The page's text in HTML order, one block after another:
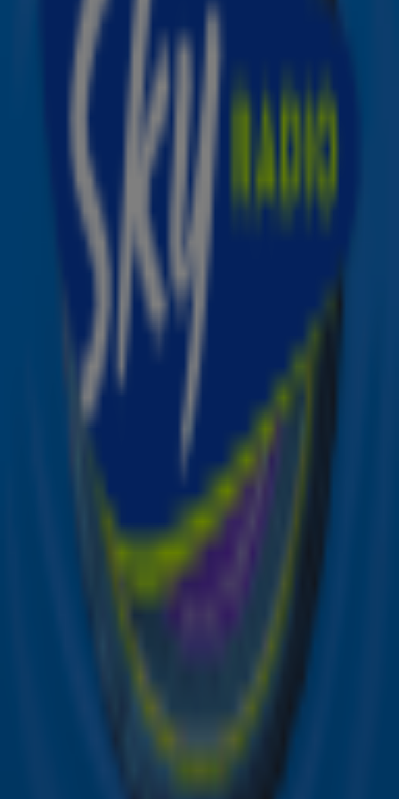
Tijdens de show vliegt de rockchick als een superheldin
door de zaal, terwijl ze haar, toen nieuwe, single 'Just Like
Disneyfilm Alice Through The Looking Glass, hartstikke
live (as always 😌), terwijl ze metershoog boven het
publiek zweeft. Ze danst, ze springt, hangt aan de wijzers
van een klok en schommelt alle kanten op (een knipoog
naar de originele videoclip). Klein detail: ten tijde van dit
optreden was P!nk ook nog eens hartstikke zwanger.
Mind, is, blown! 😍
Quiz: ken jij alle songteksten van P!nk?
Ontvang onze nieuwsbrief
de hoogte van alle leuke winacties en het laatste nieuws
over je favoriete Sky-artiesten.
Meld je aan voor onze wekelijkse nieuwsbrief met daarin
het laatste nieuws en aanbiedingen die wijzelf of in
samenwerking met onze partners organiseren. Je kunt je
op ieder moment afmelden. Zie voor meer informatie de